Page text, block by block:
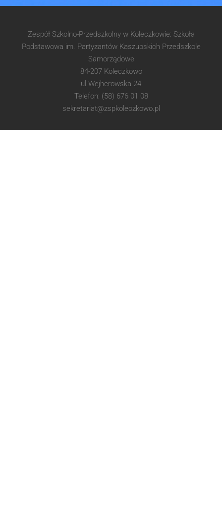
Zespół Szkolno-Przedszkolny w Koleczkowie: Szkoła
Podstawowa im. Partyzantów Kaszubskich Przedszkole
Samorządowe
84-207 Koleczkowo
ul.Wejherowska 24
Telefon: (58) 676 01 08
sekretariat@zspkoleczkowo.pl